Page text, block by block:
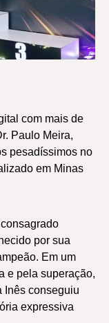
com mais de
Paulo Meira,
pesadíssimos no
em Minas
por sua
Em um
e pela superação,
Inês conseguiu
expressiva